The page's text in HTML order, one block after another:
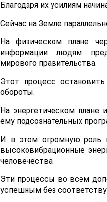
Благодаря их усилиям
Сейчас на Земле
На физическом плане
информации людям
мирового правительства.
Этот процесс
обороты.
На энергетическом плане
ему подсознательных
И в этом огромную роль
высоковибрационные
человечества.
Эти процессы во всем
успешным без